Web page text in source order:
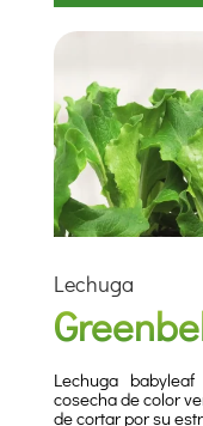
Lechuga
Lechuga
cosecha de color
de cortar por su